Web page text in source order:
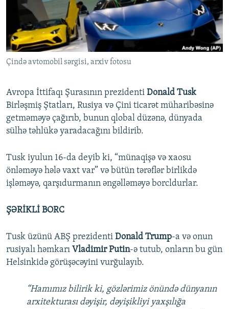
İNFOQRAFIKA
KARIKATURA
AZƏRBAYCAN ƏDƏBIYYATI KITABXANASI
İSLAM VƏ DEMOKRATIYA
İZ - MƏDƏNIYYƏT PROQRAMI
MISSIYAMIZ
PEŞƏ ETIKASI VƏ JURNALISTIKA STANDARTLARIMIZ
MATERIALLARIMIZDAN ISTIFADƏ
AZADLIQRADIOSU MOBIL TELEFONUNUZDA
XƏBƏR BÜLLETENLƏRIMIZ
BIZI IZLƏ
RFE/RL-in bütün saytları
Çində avtomobil sərgisi, arxiv fotosu
Avropa İttifaqı Şurasının prezidenti Donald Tusk
Birləşmiş Ştatları, Rusiya və Çini ticarət müharibəsinə
getməməyə çağırıb, bunun qlobal düzənə, dünyada
sülhə təhlükə yaradacağını bildirib.
Tusk iyulun 16-da deyib ki, “münaqişə və xaosu
önləməyə hələ vaxt var” və bütün tərəflər birlikdə
işləməyə, qarşıdurmanın əngəlləməyə borcldurlar.
ŞƏRİKLİ BORC
Tusk üzünü ABŞ prezidenti Donald Trump-a və onun
rusiyalı həmkarı Vladimir Putin-ə tutub, onların bu gün
Helsinkidə görüşəcəyini vurğulayıb.
“Hamımız bilirik ki, gözlərimiz önündə dünyanın
arxitekturası dəyişir, dəyişikliyi yaxşılığa